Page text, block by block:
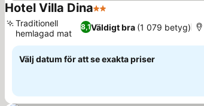
Hotel Villa Dina2 Stjärnor
8,1Väldigt bra (1 079 betyg)
Traditionell
hemlagad mat
Välj datum för att se exakta priser